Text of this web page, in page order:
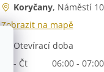
Koryčany, Náměstí
Zobrazit na mapě
Otevírací doba
Po - Čt
06:00 - 07:00